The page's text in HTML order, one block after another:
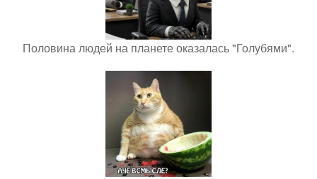
Половина людей на планете оказалась "Голубями".